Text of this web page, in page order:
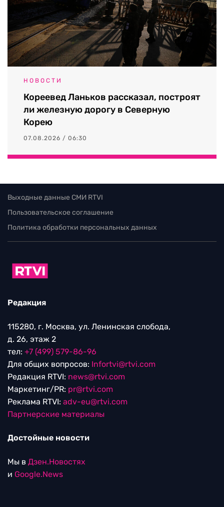
НОВОСТИ
Кореевед Ланьков рассказал, построят
ли железную дорогу в Северную
Корею
07.08.2026 / 06:30
Выходные данные СМИ RTVI
Пользовательское соглашение
Политика обработки персональных данных
Редакция
115280, г. Москва, ул. Ленинская слобода,
д. 26, этаж 2
тел: +7 (499) 579-86-96
Для общих вопросов: Infortvi@rtvi.com
Редакция RTVI: news@rtvi.com
Маркетинг/PR: pr@rtvi.com
Реклама RTVI: adv-eu@rtvi.com
Партнерские материалы
Достойные новости
Мы в Дзен.Новостях
и Google.News